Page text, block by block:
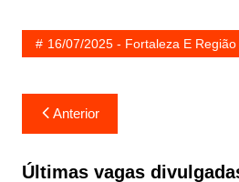
16/07/2025 - Fortaleza E Região
Navegação
de
Post
Anterior
Últimas vagas